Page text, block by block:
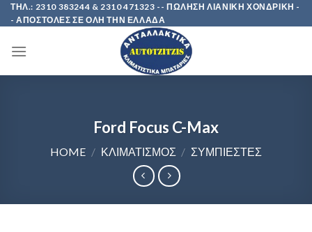
Skip
to
ΤΗΛ.: 2310 383244 & 2310 471323 -- ΠΩΛΗΣΗ ΛΙΑΝΙΚΗ ΧΟΝΔΡΙΚΗ -
- ΑΠΟΣΤΟΛΕΣ ΣΕ ΟΛΗ ΤΗΝ ΕΛΛΑΔΑ
Ford Focus C-Max
HOME / ΚΛΙΜΑΤΙΣΜΟΣ / ΣΥΜΠΙΕΣΤΕΣ